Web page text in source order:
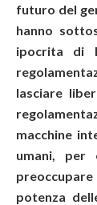
futuro del
hanno
ipocrita di
lasciare
macchine
umani, per
potenza